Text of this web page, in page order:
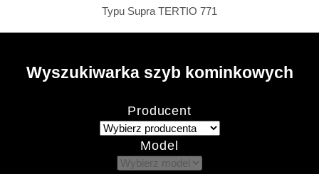
Typu Supra TERTIO 771
Wyszukiwarka szyb kominkowych
Producent
Model